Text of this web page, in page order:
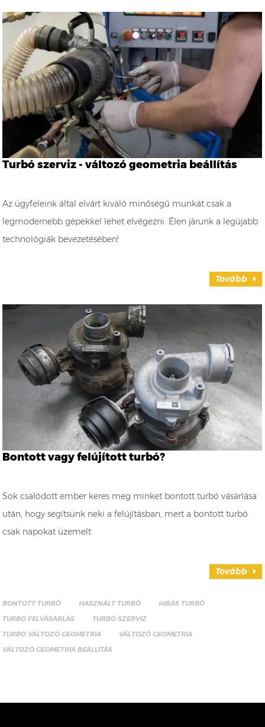
Turbó szerviz - változó geometria beállítás
Az ügyfeleink által elvárt kiváló minőségű munkát csak a
legmodernebb gépekkel lehet elvégezni. Élen járunk a legújabb
technológiák bevezetésében!
Tovább
Bontott vagy felújított turbó?
Sok csalódott ember keres meg minket bontott turbó vásárlása
után, hogy segítsünk neki a felújításban, mert a bontott turbó
csak napokat üzemelt.
Tovább
BONTOTT TURBÓ HASZNÁLT TURBÓ
HIBÁS TURBÓ
TURBÓ FELVÁSÁRLÁS
TURBÓ SZERVIZ
TURBÓ VÁLTOZÓ GEOMETRIA
VÁLTOZÓ GEOMETRIA
VÁLTOZÓ GEOMETRIA BEÁLLÍTÁS